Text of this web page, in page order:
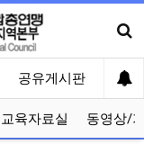
공유게시판 선거
교육자료실 동영상/